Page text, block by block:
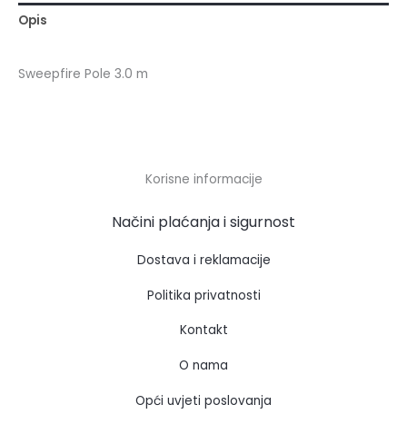
Opis
Sweepfire Pole 3.0 m
Korisne informacije
Načini plaćanja i sigurnost
Dostava i reklamacije
Politika privatnosti
Kontakt
O nama
Opći uvjeti poslovanja